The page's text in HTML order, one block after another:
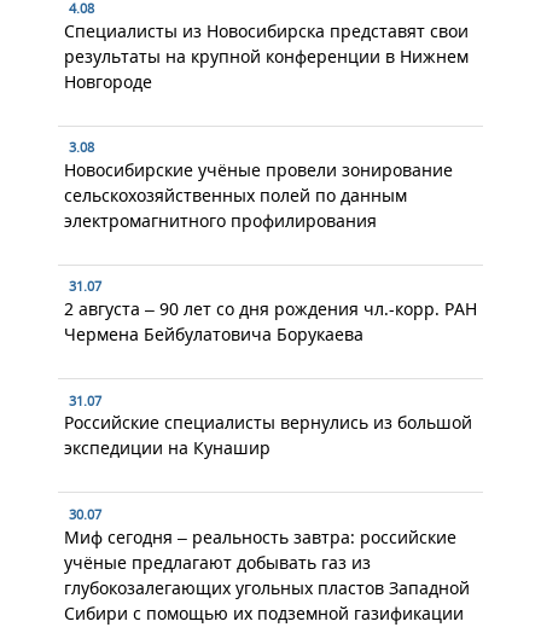
4.08
Специалисты из Новосибирска представят свои
результаты на крупной конференции в Нижнем
Новгороде
3.08
Новосибирские учёные провели зонирование
сельскохозяйственных полей по данным
электромагнитного профилирования
31.07
2 августа – 90 лет со дня рождения чл.-корр. РАН
Чермена Бейбулатовича Борукаева
31.07
Российские специалисты вернулись из большой
экспедиции на Кунашир
30.07
Миф сегодня – реальность завтра: российские
учёные предлагают добывать газ из
глубокозалегающих угольных пластов Западной
Сибири с помощью их подземной газификации